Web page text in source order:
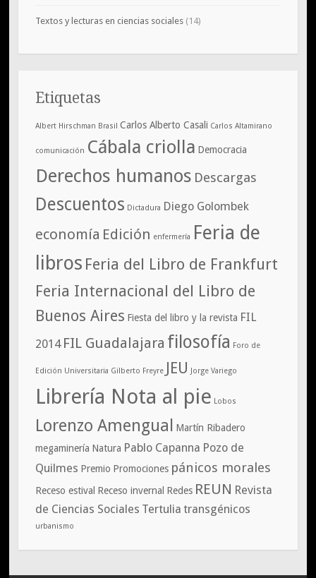
Textos y lecturas en ciencias sociales(14)
Etiquetas
Albert Hirschman Brasil Carlos Alberto Casali Carlos Altamirano
comunicación Cábala criolla Democracia
Derechos humanos Descargas
Descuentos Dictadura Diego Golombek
economía Edición enfermería Feria de
libros Feria del Libro de Frankfurt
Feria Internacional del Libro de
Buenos Aires Fiesta del libro y la revista FIL
2014 FIL Guadalajara filosofía Foro de
Edición Universitaria Gilberto Freyre JEU Jorge Variego
Librería Nota al pie Lobos
Lorenzo Amengual
Martín Ribadero
megaminería Natura Pablo Capanna Pozo de
Quilmes Premio Promociones pánicos morales
Receso estival Receso invernal Redes REUN Revista
de Ciencias Sociales Tertulia transgénicos
urbanismo